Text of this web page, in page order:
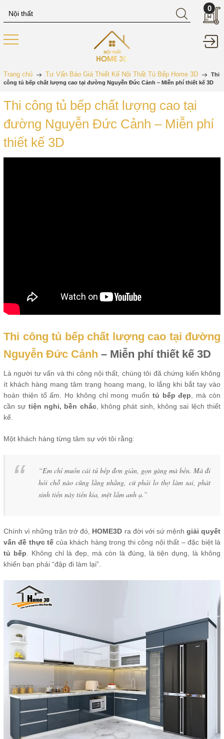
0
Trang chủ Tư Vấn Báo Giá Thiết Kế Nội Thất Tủ Bếp Home 3D
Thi
công tủ bếp chất lượng cao tại đường Nguyễn Đức Cảnh – Miễn phí thiết kế 3D
Thi công tủ bếp chất lượng cao tại
đường Nguyễn Đức Cảnh – Miễn phí
thiết kế 3D
Thi công tủ bếp chất lượng cao tại đường
Nguyễn Đức Cảnh – Miễn phí thiết kế 3D
Là người tư vấn và thi công nội thất, chúng tôi đã chứng kiến không
ít khách hàng mang tâm trạng hoang mang, lo lắng khi bắt tay vào
hoàn thiện tổ ấm. Họ không chỉ mong muốn tủ bếp đẹp , mà còn
cần sự tiện nghi, bền chắc, không phát sinh, không sai lệch thiết
kế.
Một khách hàng từng tâm sự với tôi rằng:
“Em chỉ muốn cái tủ bếp đơn giản, gọn gàng mà bền. Mà đi
hỏi chỗ nào cũng lằng nhằng, cứ phải lo thợ làm sai, phát
sinh tiền này tiền kia, mệt lắm anh ạ.”
Chính vì những trăn trở đó, HOME3D ra đời với sứ mệnh giải quyết
vấn đề thực tế của khách hàng trong thi công nội thất – đặc biệt là
tủ bếp . Không chỉ là đẹp, mà còn là đúng, là tiện dụng, là không
khiến bạn phải “đập đi làm lại”.